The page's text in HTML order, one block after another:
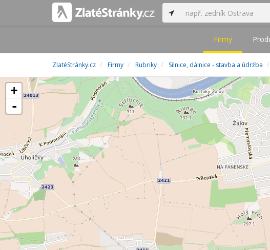
Firmy
ZlatéStránky.cz Firmy Rubriky Silnice, dálnice - stavba a údržba
+
-